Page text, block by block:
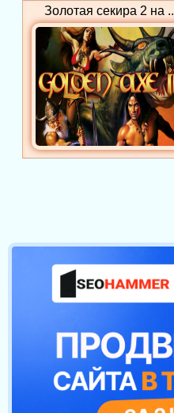
Золотая секира 2 на ..